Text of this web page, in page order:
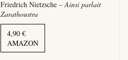
Friedrich Nietzsche –Ainsi parlait
Zarathoustra
4,90 €
AMAZON